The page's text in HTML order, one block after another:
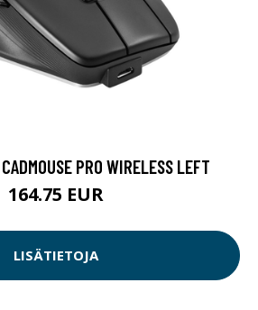
PRO WIRELESS LEFT
164.75 EUR
LISÄTIETOJA